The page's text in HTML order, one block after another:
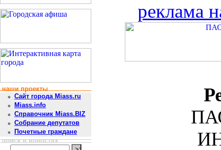
наши проекты
Сайт города Miass.ru
Miass.info
Справочник Miass.BIZ
Собрание депутатов
Почетные граждане
поиск в новостях
реклама